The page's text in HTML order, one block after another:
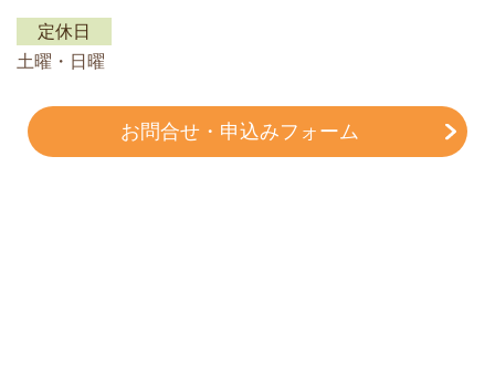
定休日
土曜・日曜
お問合せ・申込みフォーム